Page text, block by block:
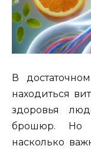
В
находиться
здоровья
брошюр. Но
насколько